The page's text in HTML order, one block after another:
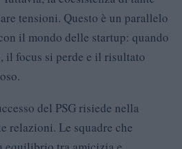
tensioni. Questo è un parallelo
il mondo delle startup: quando
il focus si perde e il risultato
del PSG risiede nella
relazioni. Le squadre che